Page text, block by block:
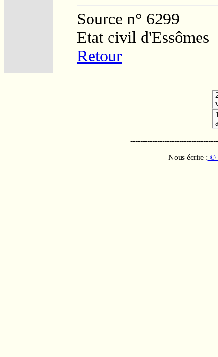
Source n° 6299
Etat civil d'Essômes
Retour
Nous écrire : ©